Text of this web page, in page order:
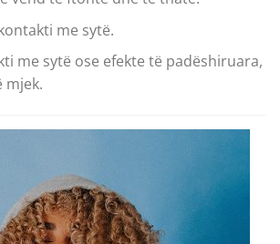
me sytë.
me sytë ose efekte të padëshiruara,
mjek.